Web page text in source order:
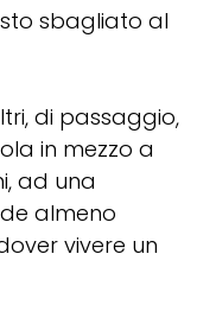
sbagliato al
di passaggio,
in mezzo a
ad una
almeno
vivere un